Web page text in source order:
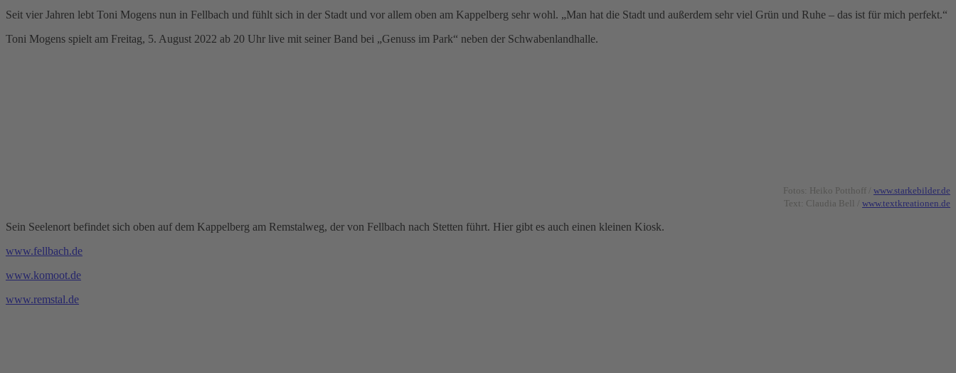
Seit vier Jahren lebt Toni Mogens nun in Fellbach und fühlt sich in der Stadt und vor allem oben am Kappelberg sehr wohl. „Man hat die Stadt und außerdem sehr viel Grün und Ruhe – das ist für mich perfekt.“
Toni Mogens spielt am Freitag, 5. August 2022 ab 20 Uhr live mit seiner Band bei „Genuss im Park“ neben der Schwabenlandhalle.
Fotos: Heiko Potthoff / www.starkebilder.de
Text: Claudia Bell / www.textkreationen.de
Sein Seelenort befindet sich oben auf dem Kappelberg am Remstalweg, der von Fellbach nach Stetten führt. Hier gibt es auch einen kleinen Kiosk.
www.fellbach.de
www.komoot.de
www.remstal.de